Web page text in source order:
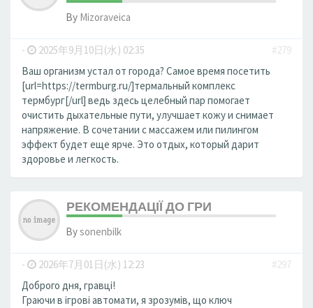
By Mizoraveica
- 2025年9月10日(水) 02:35
#279
Ваш организм устал от города? Самое время посетить
[url=https://termburg.ru/]термальный комплекс
термбург[/url] ведь здесь целебный пар помогает
очистить дыхательные пути, улучшает кожу и снимает
напряжение. В сочетании с массажем или пилингом
эффект будет еще ярче. Это отдых, который дарит
здоровье и легкость.
РЕКОМЕНДАЦІЇ ДО ГРИ
Bysonenbilk
- 2026年7月01日(水) 12:23
#297
Доброго дня, гравці!
Граючи в ігрові автомати, я зрозумів, що ключ